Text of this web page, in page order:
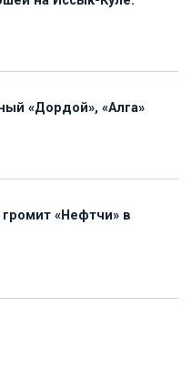
«Дордой», «Алга»
«Нефтчи» в